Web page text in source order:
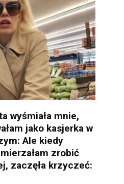
wyśmiała mnie,
jako kasjerka w
Ale kiedy
zrobić
zaczęła krzyczeć: